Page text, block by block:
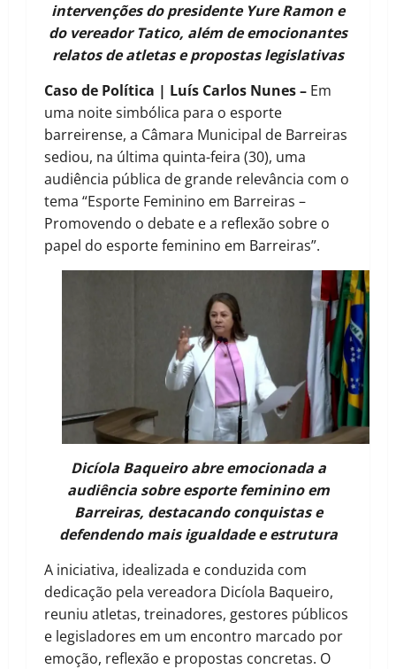
intervenções do presidente Yure Ramon e
do vereador Tatico, além de emocionantes
relatos de atletas e propostas legislativas
Caso de Política | Luís Carlos Nunes – Em
uma noite simbólica para o esporte
barreirense, a Câmara Municipal de Barreiras
sediou, na última quinta-feira (30), uma
audiência pública de grande relevância com o
tema “Esporte Feminino em Barreiras –
Promovendo o debate e a reflexão sobre o
papel do esporte feminino em Barreiras”.
Dicíola Baqueiro abre emocionada a
audiência sobre esporte feminino em
Barreiras, destacando conquistas e
defendendo mais igualdade e estrutura
A iniciativa, idealizada e conduzida com
dedicação pela vereadora Dicíola Baqueiro,
reuniu atletas, treinadores, gestores públicos
e legisladores em um encontro marcado por
emoção, reflexão e propostas concretas. O